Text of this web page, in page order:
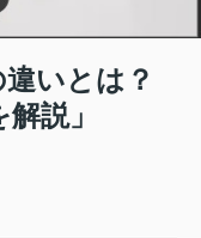
違いとは？
説」